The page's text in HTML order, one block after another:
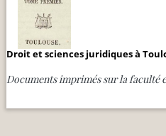
Droit et sciences juridiques à
Documents imprimés sur la faculté